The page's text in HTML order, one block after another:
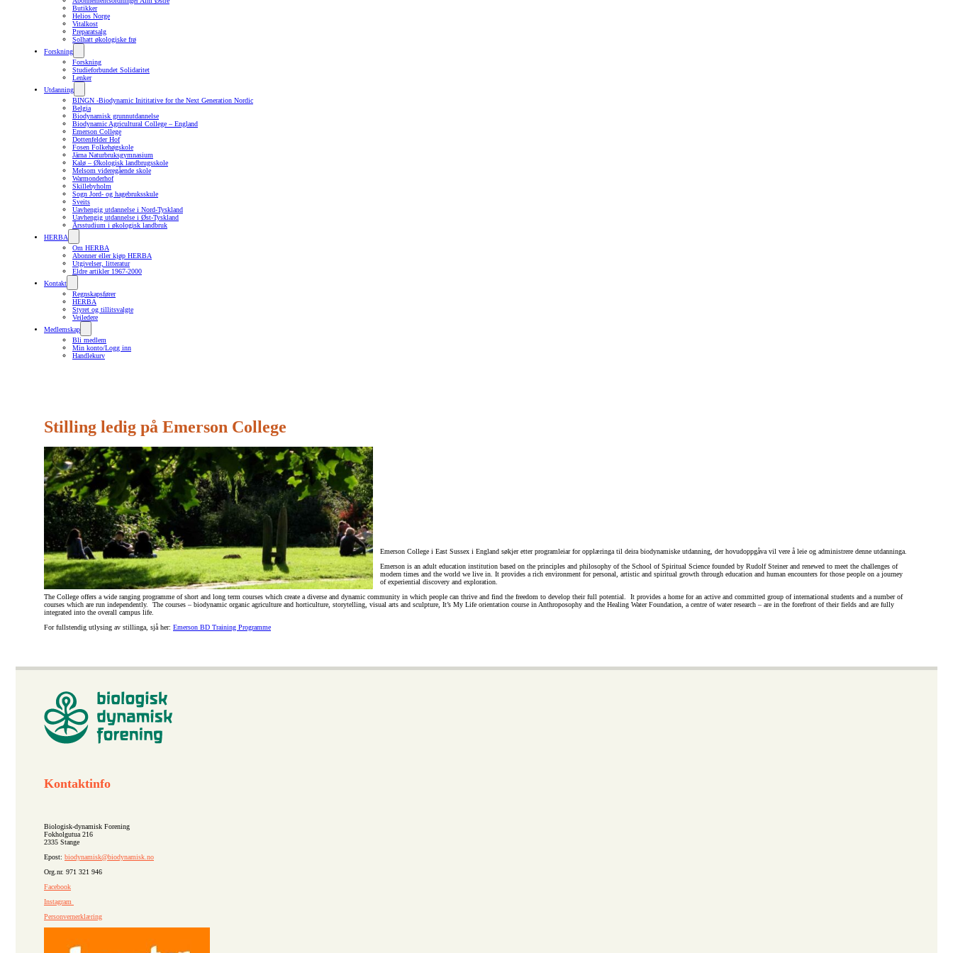
Butikker
Helios Norge
Vitalkost
Preparatsalg
Solhatt økologiske frø
Forskning
Forskning
Studieforbundet Solidaritet
Lenker
Utdanning
BINGN -Biodynamic Inititative for the Next Generation Nordic
Belgia
Biodynamisk grunnutdannelse
Biodynamic Agricultural College – England
Emerson College
Dottenfelder Hof
Fosen Folkehøgskole
Järna Naturbruksgymnasium
Kalø – Økologisk landbrugsskole
Melsom videregående skole
Warmonderhof
Skillebyholm
Sogn Jord- og hagebruksskule
Sveits
Uavhengig utdannelse i Nord-Tyskland
Uavhengig utdannelse i Øst-Tyskland
Årsstudium i økologisk landbruk
HERBA
Om HERBA
Abonner eller kjøp HERBA
Utgivelser, litteratur
Eldre artikler 1967-2000
Kontakt
Regnskapsfører
HERBA
Styret og tillitsvalgte
Veiledere
Medlemskap
Bli medlem
Min konto/Logg inn
Handlekurv
Stilling ledig på Emerson College
Emerson College i East Sussex i England søkjer etter programleiar for opplæringa til deira biodynamiske utdanning, der hovudoppgåva vil vere å leie og administrere denne utdanninga.
Emerson is an adult education institution based on the principles and philosophy of the School of Spiritual Science founded by Rudolf Steiner and renewed to meet the challenges of
modern times and the world we live in. It provides a rich environment for personal, artistic and spiritual growth through education and human encounters for those people on a journey
of experiential discovery and exploration.
The College offers a wide ranging programme of short and long term courses which create a diverse and dynamic community in which people can thrive and find the freedom to develop their full potential. It provides a home for an active and committed group of international students and a number of
courses which are run independently. The courses – biodynamic organic agriculture and horticulture, storytelling, visual arts and sculpture, It’s My Life orientation course in Anthroposophy and the Healing Water Foundation, a centre of water research – are in the forefront of their fields and are fully
integrated into the overall campus life.
For fullstendig utlysing av stillinga, sjå her: Emerson BD Training Programme
Kontaktinfo
Biologisk-dynamisk Forening
Fokholgutua 216
2335 Stange
Epost: biodynamisk@biodynamisk.no
Org.nr. 971 321 946
Facebook
Instagram
Personvernerklæring